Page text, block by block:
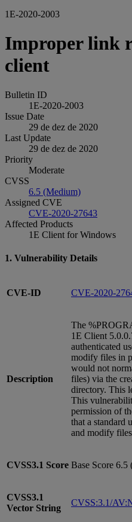
1E-2020-2003
Improper link
client
Bulletin ID
1E-2020-2003
Issue Date
29 de dez de 2020
Last Update
29 de dez de 2020
Priority
Moderate
CVSS
6.5 (Medium)
Assigned CVE
CVE-2020-27643
Affected Products
1E Client for Windows
1. Vulnerability Details
CVE-ID CVE-2020-
Description
The
1E Client
authenticated
modify files in
would not
files) via the
directory. This
This
permission of
that a standard
and modify
CVSS3.1 Score Base Score 6.5
CVSS3.1
Vector String
CVSS:3.1/